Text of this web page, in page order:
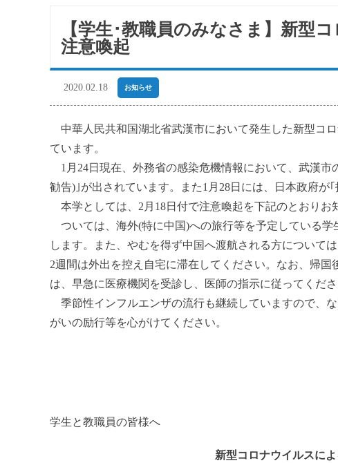
【学生･教職員のみなさま】新型
注意喚起
2020.02.18 お知らせ
中華人民共和国湖北省武漢市において発生した新型コ
ています。
1月24日現在、外務省の感染危機情報において、武漢市
勧告)｣が出されています。また1月28日には、日本政府が
本学としては、2月18日付で注意喚起を下記のとおりお
ついては、海外(特に中国)への旅行等を予定している
します。また、やむを得ず中国へ渡航される方について
2週間は外出を控え自宅に滞在してください。なお、帰
は、早急に医療機関を受診し、医師の指示に従ってくださ
季節性インフルエンザの流行も継続していますので、
がいの励行等を心がけてください。
学生と教職員の皆様へ
新型コロナウイルスに